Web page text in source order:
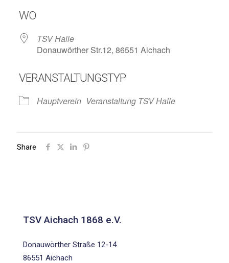
WO
TSV Halle
Donauwörther Str.12, 86551 Aichach
VERANSTALTUNGSTYP
Hauptverein Veranstaltung TSV Halle
Share
TSV Aichach 1868 e.V.
Donauwörther Straße 12-14
86551 Aichach